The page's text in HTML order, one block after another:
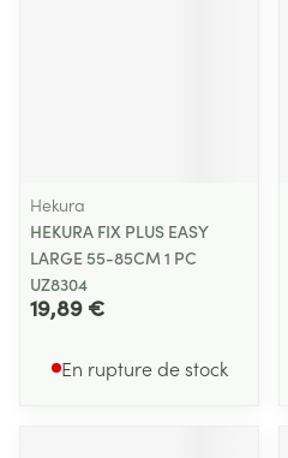
Hekura
HEKURA FIX PLUS EASY
LARGE 55-85CM 1 PC
UZ8304
19,89 €
En rupture de stock